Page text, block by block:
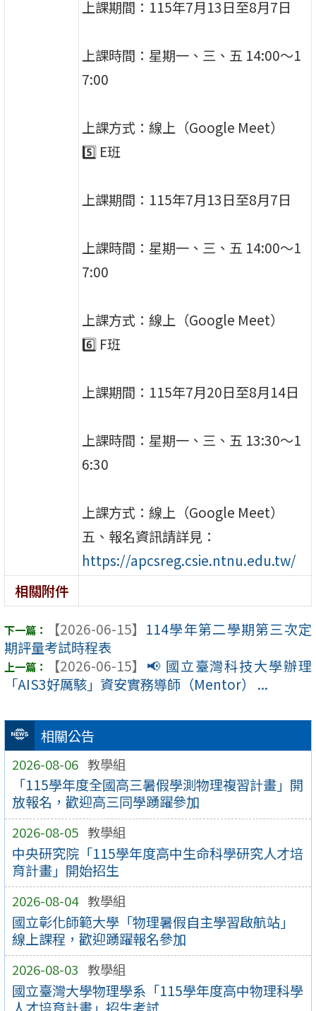
相關公告
2026-08-06 教學組
「115學年度全國高三暑假學測物理複習計畫」開
放報名，歡迎高三同學踴躍參加
2026-08-05 教學組
中央研究院「115學年度高中生命科學研究人才培
育計畫」開始招生
2026-08-04 教學組
國立彰化師範大學「物理暑假自主學習啟航站」
線上課程，歡迎踴躍報名參加
2026-08-03 教學組
國立臺灣大學物理學系「115學年度高中物理科學
上課期間：115年7月13日至8月7日
上課時間：星期一、三、五 14:00～1
7:00
上課方式：線上（Google Meet）
5️⃣ E班
上課期間：115年7月13日至8月7日
上課時間：星期一、三、五 14:00～1
7:00
上課方式：線上（Google Meet）
6️⃣ F班
上課期間：115年7月20日至8月14日
上課時間：星期一、三、五 13:30～1
6:30
上課方式：線上（Google Meet）
五、報名資訊請詳見：
https://apcsreg.csie.ntnu.edu.tw/
相關附件
【2026-06-15】 114學年第二學期第三次定
期評量考試時程表
【2026-06-15】 📢 國立臺灣科技大學辦理
「AIS3好厲駭」資安實務導師（Mentor） ...